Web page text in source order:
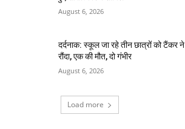
August 6, 2026
दर्दनाक: स्कूल जा रहे तीन छात्रों को टैंकर ने
रौंदा, एक की मौत, दो गंभीर
August 6, 2026
Load more